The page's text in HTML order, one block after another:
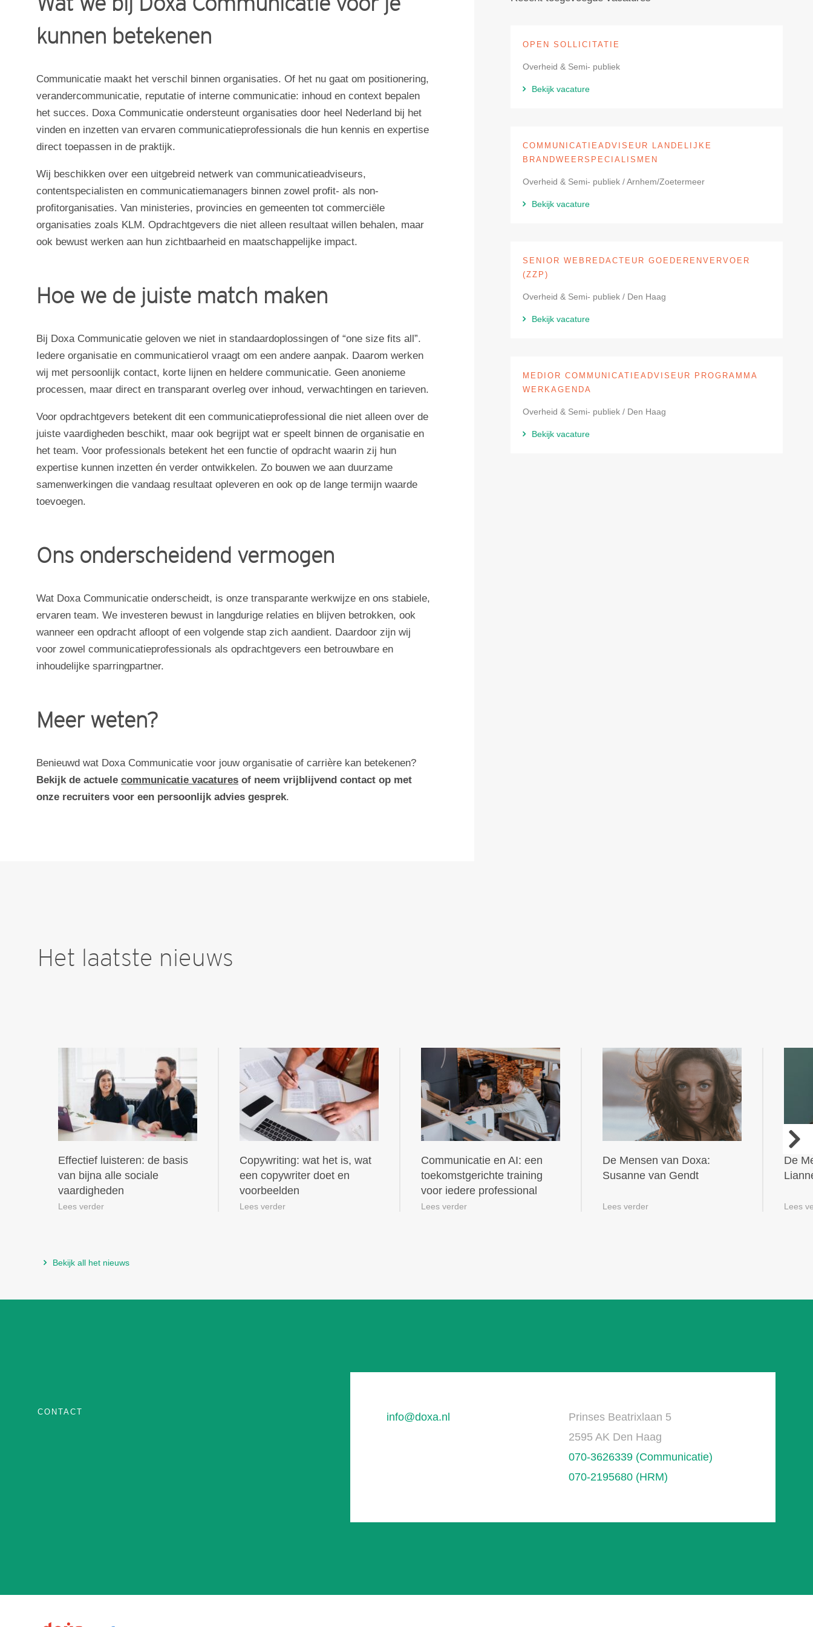
Maatschappelijk ondernemen
Contact
kunnen betekenen
Communicatie maakt het verschil binnen organisaties. Of het nu gaat om positionering,
verandercommunicatie, reputatie of interne communicatie: inhoud en context bepalen
het succes. Doxa Communicatie ondersteunt organisaties door heel Nederland bij het
vinden en inzetten van ervaren communicatieprofessionals die hun kennis en expertise
direct toepassen in de praktijk.
Wij beschikken over een uitgebreid netwerk van communicatieadviseurs,
contentspecialisten en communicatiemanagers binnen zowel profit- als non-
profitorganisaties. Van ministeries, provincies en gemeenten tot commerciële
organisaties zoals KLM. Opdrachtgevers die niet alleen resultaat willen behalen, maar
ook bewust werken aan hun zichtbaarheid en maatschappelijke impact.
Hoe we de juiste match maken
Bij Doxa Communicatie geloven we niet in standaardoplossingen of “one size fits all”.
Iedere organisatie en communicatierol vraagt om een andere aanpak. Daarom werken
wij met persoonlijk contact, korte lijnen en heldere communicatie. Geen anonieme
processen, maar direct en transparant overleg over inhoud, verwachtingen en tarieven.
Voor opdrachtgevers betekent dit een communicatieprofessional die niet alleen over de
juiste vaardigheden beschikt, maar ook begrijpt wat er speelt binnen de organisatie en
het team. Voor professionals betekent het een functie of opdracht waarin zij hun
expertise kunnen inzetten én verder ontwikkelen. Zo bouwen we aan duurzame
samenwerkingen die vandaag resultaat opleveren en ook op de lange termijn waarde
toevoegen.
Ons onderscheidend vermogen
Wat Doxa Communicatie onderscheidt, is onze transparante werkwijze en ons stabiele,
ervaren team. We investeren bewust in langdurige relaties en blijven betrokken, ook
wanneer een opdracht afloopt of een volgende stap zich aandient. Daardoor zijn wij
voor zowel communicatieprofessionals als opdrachtgevers een betrouwbare en
inhoudelijke sparringpartner.
Meer weten?
Benieuwd wat Doxa Communicatie voor jouw organisatie of carrière kan betekenen?
Bekijk de actuele communicatie vacatures of neem vrijblijvend contact op met
onze recruiters voor een persoonlijk advies gesprek.
OPEN SOLLICITATIE
Overheid & Semi- publiek
Bekijk vacature
COMMUNICATIEADVISEUR LANDELIJKE
BRANDWEERSPECIALISMEN
Overheid & Semi- publiek / Arnhem/Zoetermeer
Bekijk vacature
SENIOR WEBREDACTEUR GOEDERENVERVOER
(ZZP)
Overheid & Semi- publiek / Den Haag
Bekijk vacature
MEDIOR COMMUNICATIEADVISEUR PROGRAMMA
WERKAGENDA
Overheid & Semi- publiek / Den Haag
Bekijk vacature
Het laatste nieuws
Effectief luisteren: de basis
van bijna alle sociale
vaardigheden
Lees verder
Copywriting: wat het is, wat
een copywriter doet en
voorbeelden
Lees verder
Communicatie en AI: een
toekomstgerichte training
voor iedere professional
Lees verder
De Mensen van Doxa:
Susanne van Gendt
Lees verder
De
Lees
Bekijk all het nieuws
CONTACT info@doxa.nl
Prinses Beatrixlaan 5
2595 AK Den Haag
070-3626339 (Communicatie)
070-2195680 (HRM)